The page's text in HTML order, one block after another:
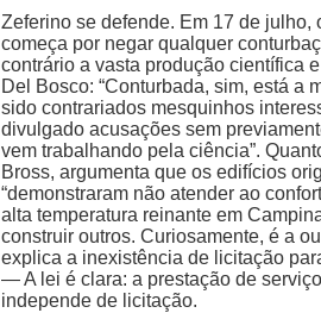
Zeferino se defende. Em 17 de
começa por negar qualquer
contrário a vasta produção científica
Del Bosco: “Conturbada, sim, está a
sido contrariados mesquinhos
divulgado acusações sem
vem trabalhando pela ciência”.
Bross, argumenta que os edifícios
“demonstraram não atender ao
alta temperatura reinante em
construir outros. Curiosamente, é a
explica a inexistência de licitação
— A lei é clara: a prestação de
independe de licitação.